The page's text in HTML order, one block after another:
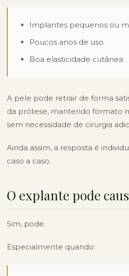
Implantes pequenos ou
Poucos anos de uso
Boa elasticidade cutânea
A pele pode retrair de forma
da prótese, mantendo formato
sem necessidade de cirurgia
Ainda assim, a resposta é
caso a caso.
O explante pode
Sim, pode.
Especialmente quando: